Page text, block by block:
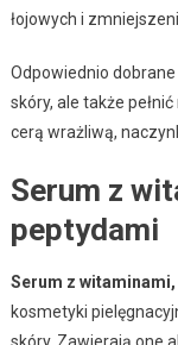
łojowych i
Odpowiednio
skóry, ale także
cerą wrażliwą,
Serum z
peptydami
Serum z
kosmetyki
skóry. Zawierają one